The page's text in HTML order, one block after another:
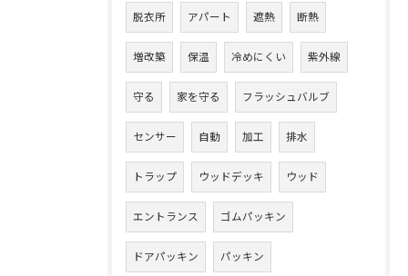
脱衣所 アパート 遮熱 断熱
増改築 保温 冷めにくい 紫外線
守る 家を守る フラッシュバルブ
センサー 自動 加工 排水
トラップ ウッドデッキ ウッド
エントランス ゴムパッキン
ドアパッキン パッキン